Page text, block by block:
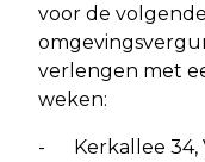
voor de
verlengen met
weken:
- Kerkallee 34,